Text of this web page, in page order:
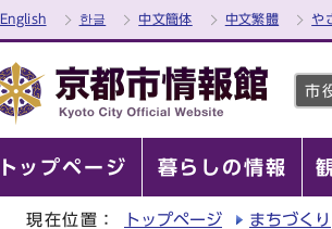
English 한글 中文簡体 中文繁體 や
市
トップページ 暮らしの情報
現在位置： トップページ まちづくり